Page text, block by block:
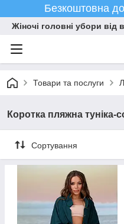
Безкоштовна
Жіночі головні убори від
Товари та послуги
Коротка пляжна туніка-
Сортування